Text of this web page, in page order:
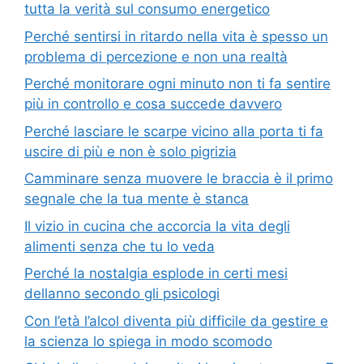
tutta la verità sul consumo energetico
Perché sentirsi in ritardo nella vita è spesso un
problema di percezione e non una realtà
Perché monitorare ogni minuto non ti fa sentire
più in controllo e cosa succede davvero
Perché lasciare le scarpe vicino alla porta ti fa
uscire di più e non è solo pigrizia
Camminare senza muovere le braccia è il primo
segnale che la tua mente è stanca
Il vizio in cucina che accorcia la vita degli
alimenti senza che tu lo veda
Perché la nostalgia esplode in certi mesi
dellanno secondo gli psicologi
Con l’età l’alcol diventa più difficile da gestire e
la scienza lo spiega in modo scomodo